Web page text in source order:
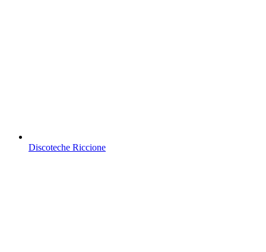
Discoteche Riccione